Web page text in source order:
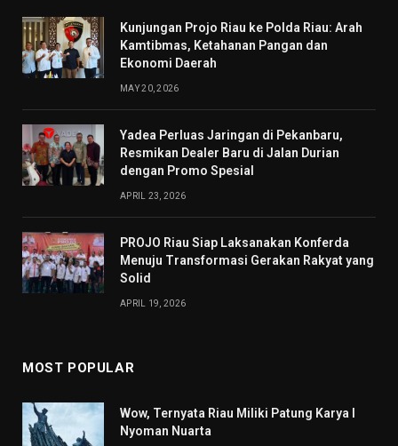
Kunjungan Projo Riau ke Polda Riau: Arah
Kamtibmas, Ketahanan Pangan dan
Ekonomi Daerah
MAY 20, 2026
Yadea Perluas Jaringan di Pekanbaru,
Resmikan Dealer Baru di Jalan Durian
dengan Promo Spesial
APRIL 23, 2026
PROJO Riau Siap Laksanakan Konferda
Menuju Transformasi Gerakan Rakyat yang
Solid
APRIL 19, 2026
MOST POPULAR
Wow, Ternyata Riau Miliki Patung Karya I
Nyoman Nuarta